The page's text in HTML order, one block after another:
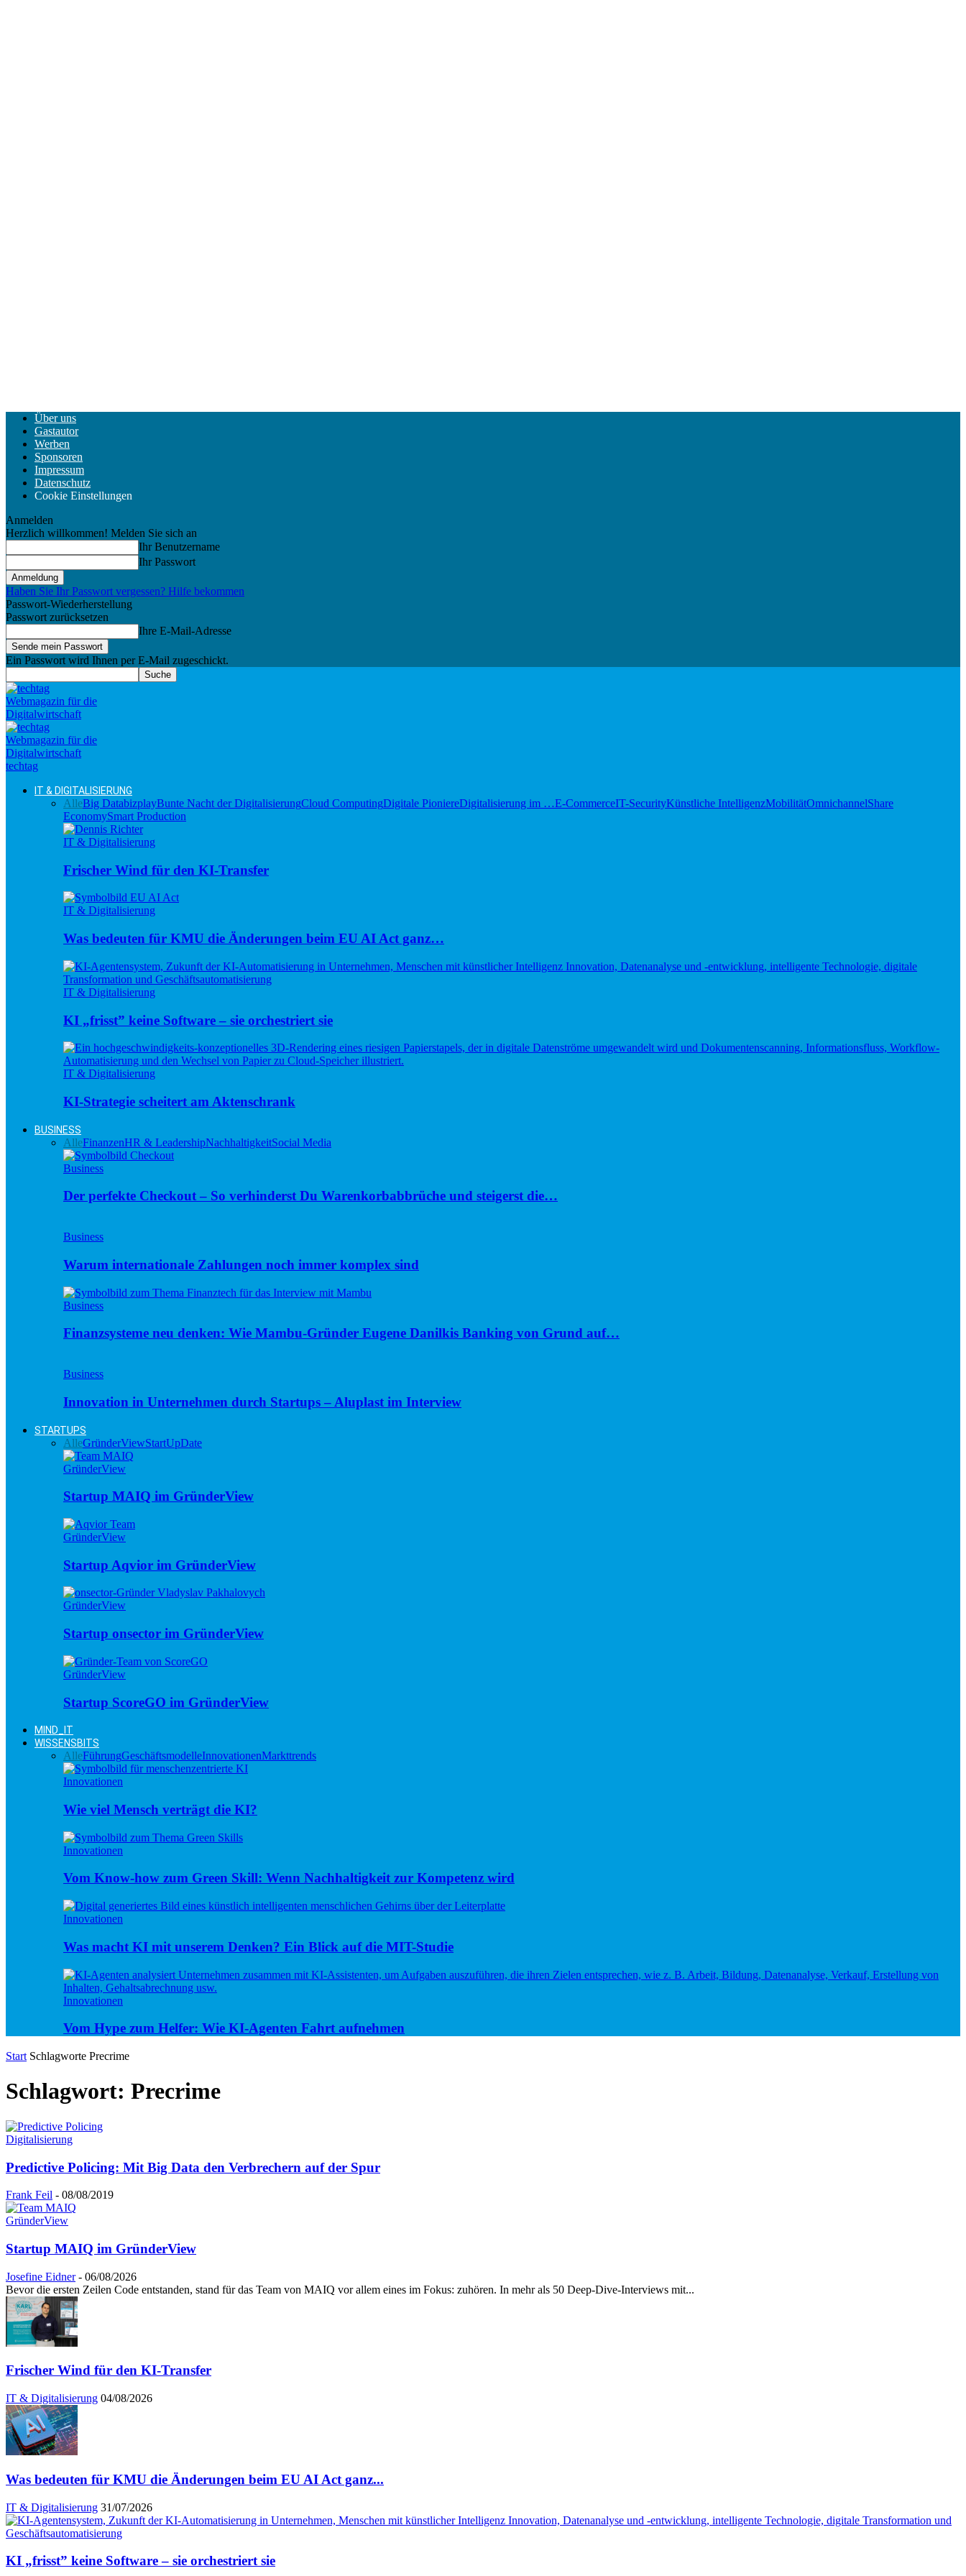
Über uns
Gastautor
Werben
Sponsoren
Impressum
Datenschutz
Cookie Einstellungen
Anmelden
Herzlich willkommen! Melden Sie sich an
Ihr Benutzername
Ihr Passwort
Haben Sie Ihr Passwort vergessen? Hilfe bekommen
Passwort-Wiederherstellung
Passwort zurücksetzen
Ihre E-Mail-Adresse
Ein Passwort wird Ihnen per E-Mail zugeschickt.
techtag
IT & DIGITALISIERUNG
AlleBig DatabizplayBunte Nacht der DigitalisierungCloud ComputingDigitale PioniereDigitalisierung im …E-CommerceIT-SecurityKünstliche IntelligenzMobilitätOmnichannelShare
EconomySmart Production
IT & Digitalisierung
Frischer Wind für den KI-Transfer
IT & Digitalisierung
Was bedeuten für KMU die Änderungen beim EU AI Act ganz…
IT & Digitalisierung
KI „frisst” keine Software – sie orchestriert sie
IT & Digitalisierung
KI-Strategie scheitert am Aktenschrank
BUSINESS
AlleFinanzenHR & LeadershipNachhaltigkeitSocial Media
Business
Der perfekte Checkout – So verhinderst Du Warenkorbabbrüche und steigerst die…
Business
Warum internationale Zahlungen noch immer komplex sind
Business
Finanzsysteme neu denken: Wie Mambu-Gründer Eugene Danilkis Banking von Grund auf…
Business
Innovation in Unternehmen durch Startups – Aluplast im Interview
STARTUPS
AlleGründerViewStartUpDate
GründerView
Startup MAIQ im GründerView
GründerView
Startup Aqvior im GründerView
GründerView
Startup onsector im GründerView
GründerView
Startup ScoreGO im GründerView
MIND_IT
WISSENSBITS
AlleFührungGeschäftsmodelleInnovationenMarkttrends
Innovationen
Wie viel Mensch verträgt die KI?
Innovationen
Vom Know-how zum Green Skill: Wenn Nachhaltigkeit zur Kompetenz wird
Innovationen
Was macht KI mit unserem Denken? Ein Blick auf die MIT-Studie
Innovationen
Vom Hype zum Helfer: Wie KI-Agenten Fahrt aufnehmen
Start Schlagworte Precrime
Schlagwort: Precrime
Digitalisierung
Predictive Policing: Mit Big Data den Verbrechern auf der Spur
Frank Feil - 08/08/2019
GründerView
Startup MAIQ im GründerView
Josefine Eidner - 06/08/2026
Bevor die ersten Zeilen Code entstanden, stand für das Team von MAIQ vor allem eines im Fokus: zuhören. In mehr als 50 Deep-Dive-Interviews mit...
Frischer Wind für den KI-Transfer
IT & Digitalisierung 04/08/2026
Was bedeuten für KMU die Änderungen beim EU AI Act ganz...
IT & Digitalisierung 31/07/2026
KI „frisst” keine Software – sie orchestriert sie